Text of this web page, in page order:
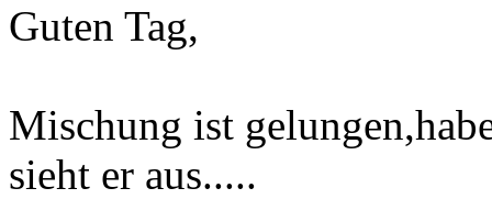
Guten Tag,
Mischung ist
sieht er aus.....